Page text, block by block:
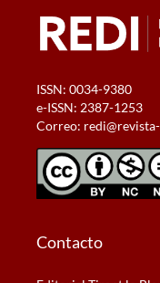
ISSN: 0034-9380
e-ISSN: 2387-1253
Correo:
Contacto